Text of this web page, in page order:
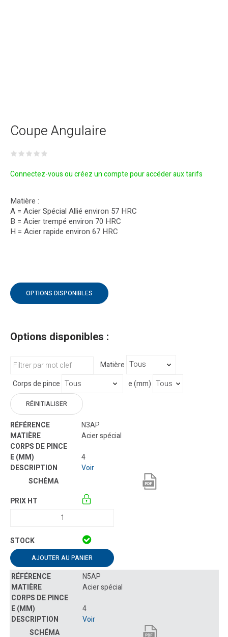
Coupe Angulaire
Connectez-vous ou créez un compte pour accéder aux tarifs
Matière :
A = Acier Spécial Allié environ 57 HRC
B = Acier trempé environ 70 HRC
H = Acier rapide environ 67 HRC
OPTIONS DISPONIBLES
Options disponibles :
Matière
Corps de pince
e (mm)
RÉINITIALISER
N3AP
Acier spécial
4
Voir
AJOUTER AU PANIER
N5AP
Acier spécial
4
Voir